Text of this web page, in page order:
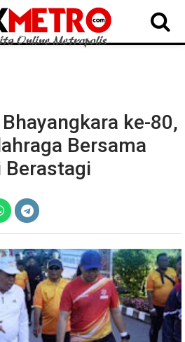
SAMOSIR TAPUT BATUBARA DELISERDANG
ke-80,
Bersama
Berastagi